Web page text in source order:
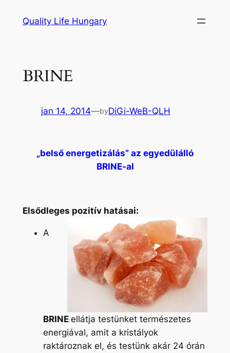
Quality Life Hungary
BRINE
jan 14, 2014—byDiGi-WeB-QLH
„belső energetizálás” az egyedülálló
BRINE-al
Elsődleges pozitív hatásai:
A
BRINE ellátja testünket természetes
energiával, amit a kristályok
raktároznak el, és testünk akár 24 órán